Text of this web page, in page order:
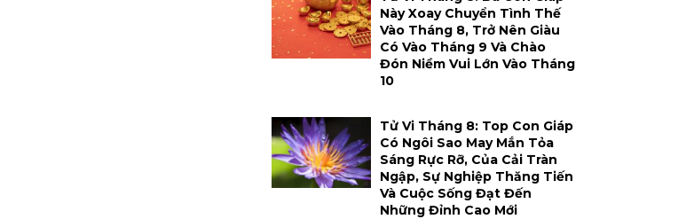
Này Xoay Chuyển Tình Thế
Vào Tháng 8, Trở Nên Giàu
Có Vào Tháng 9 Và Chào
Đón Niềm Vui Lớn Vào Tháng
10
Tử Vi Tháng 8: Top Con Giáp
Có Ngôi Sao May Mắn Tỏa
Sáng Rực Rỡ, Của Cải Tràn
Ngập, Sự Nghiệp Thăng Tiến
Và Cuộc Sống Đạt Đến
Những Đỉnh Cao Mới